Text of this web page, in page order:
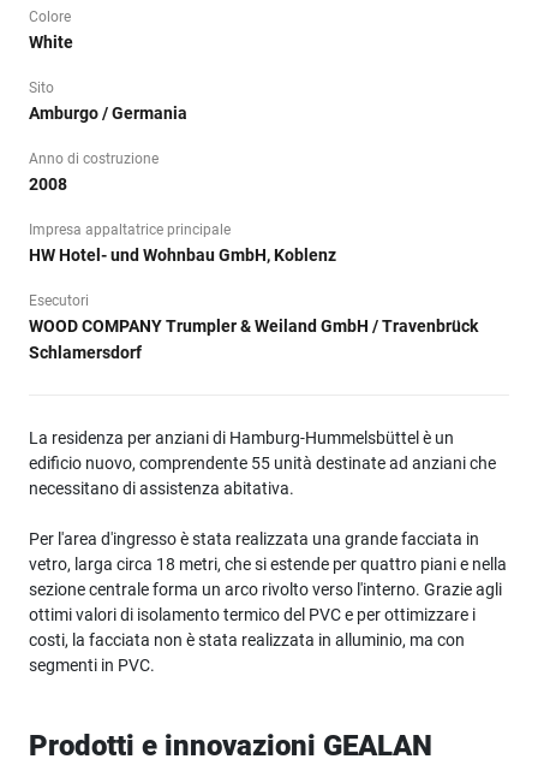
Colore
White
Sito
Amburgo / Germania
Anno di costruzione
2008
Impresa appaltatrice principale
HW Hotel- und Wohnbau GmbH, Koblenz
Esecutori
WOOD COMPANY Trumpler & Weiland GmbH / Travenbrück
Schlamersdorf
La residenza per anziani di Hamburg-Hummelsbüttel è un
edificio nuovo, comprendente 55 unità destinate ad anziani che
necessitano di assistenza abitativa.
Per l'area d'ingresso è stata realizzata una grande facciata in
vetro, larga circa 18 metri, che si estende per quattro piani e nella
sezione centrale forma un arco rivolto verso l'interno. Grazie agli
ottimi valori di isolamento termico del PVC e per ottimizzare i
costi, la facciata non è stata realizzata in alluminio, ma con
segmenti in PVC.
Prodotti e innovazioni GEALAN